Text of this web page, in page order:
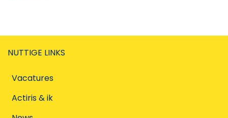
NUTTIGE LINKS
Vacatures
Actiris & ik